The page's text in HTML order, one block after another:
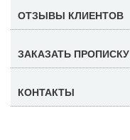
ОТЗЫВЫ КЛИЕНТОВ
ЗАКАЗАТЬ ПРОПИСКУ
КОНТАКТЫ